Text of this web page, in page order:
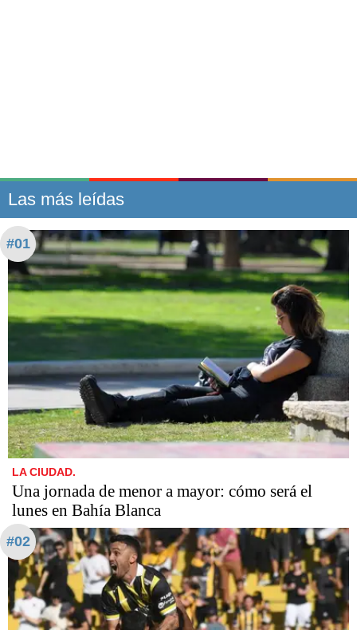
Las más leídas
#01
LA CIUDAD.
Una jornada de menor a mayor: cómo será el
lunes en Bahía Blanca
#02